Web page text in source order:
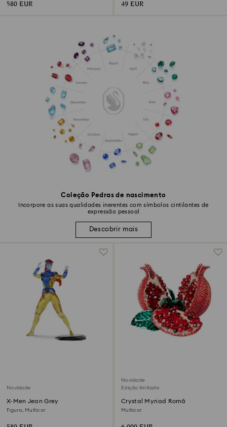
Coleção Pedras de nascimento
Incorpore as suas qualidades inerentes com símbolos cintilantes de
expressão pessoal
Descobrir mais
580 EUR 49 EUR
Novidade
X-Men Jean Grey
Figura, Multicor
Novidade
Edição limitada
Crystal Myriad Romã
Multicor